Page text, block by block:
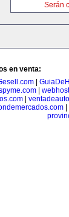
Serán
en venta:
|
|
|